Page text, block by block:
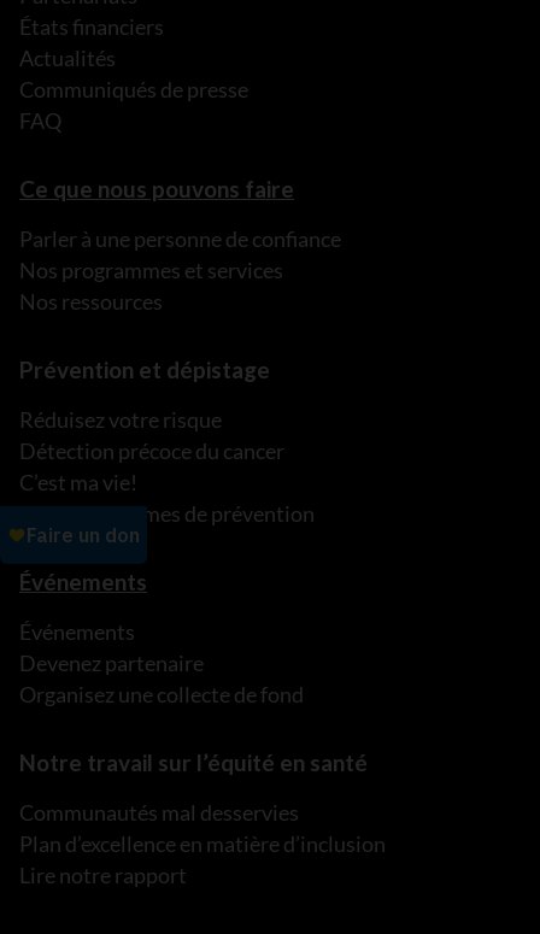
États financiers
Actualités
Communiqués de presse
FAQ
Ce que nous pouvons faire
Parler à une personne de confiance
Nos programmes et services
Nos ressources
Prévention et dépistage
Réduisez votre risque
Détection précoce du cancer
C’est ma vie!
Nos programmes de prévention
Événements
Événements
Devenez partenaire
Organisez une collecte de fond
Notre travail sur l’équité en santé
Communautés mal desservies
Plan d’excellence en matière d’inclusion
Lire notre rapport